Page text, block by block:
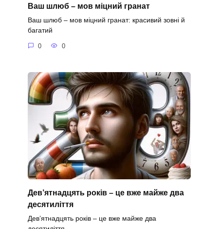
Ваш шлюб – мов міцний гранат
Ваш шлюб – мов міцний гранат: красивий зовні й
багатий
0 0
Дев’ятнадцять років – це вже майже два
десятиліття
Дев’ятнадцять років – це вже майже два